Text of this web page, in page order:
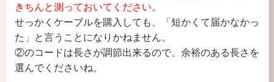
きちんと測っておいてください。
せっかくケーブルを購入しても、「短かくて届かなかっ
た」と言うことになりかねません。
②のコードは長さが調節出来るので、余裕のある長さを
選んでくださいね。